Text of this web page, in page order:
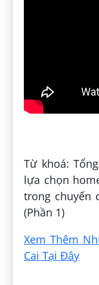
Từ khoá:
lựa chọn
trong chuyến
(Phần 1)
Xem Thêm
Cai Tại Đây